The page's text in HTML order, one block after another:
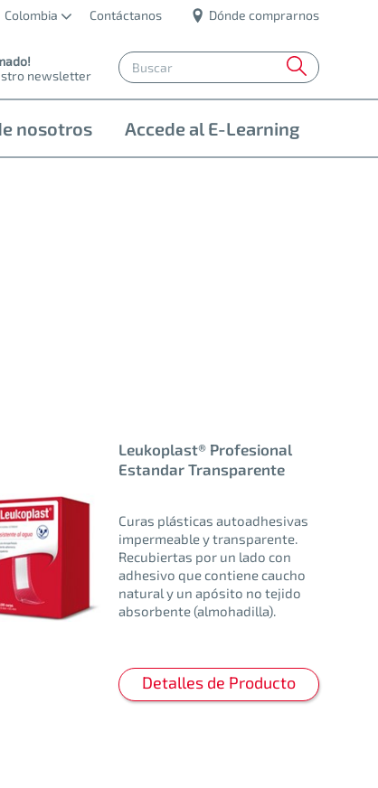
Colombia Contáctanos Dónde comprarnos
newsletter
nosotros Accede al E-Learning
Leukoplast® Profesional
Estandar Transparente
Curas plásticas autoadhesivas
impermeable y transparente.
Recubiertas por un lado con
adhesivo que contiene caucho
natural y un apósito no tejido
absorbente (almohadilla).
Detalles de Producto